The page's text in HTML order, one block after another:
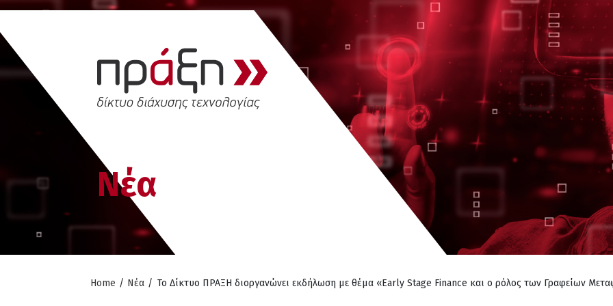
Νέα
Home / Νέα / Το Δίκτυο ΠΡΑΞΗ διοργανώνει εκδήλωση με θέμα «Early Stage Finance και ο ρόλος των Γραφείων